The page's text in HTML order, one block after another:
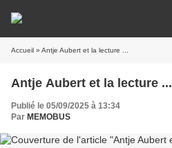
Accueil » Antje Aubert et la lecture ...
Antje Aubert et la lecture ...
Publié le 05/09/2025 à 13:34
Par MEMOBUS